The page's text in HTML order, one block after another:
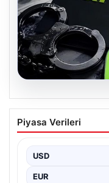
Ahbap
Atandı ve
kamuoyunda geniş
Piyasa Verileri
USD
EUR